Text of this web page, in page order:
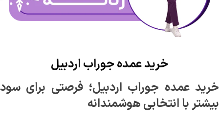
خرید عمده جوراب اردبیل
خرید عمده جوراب اردبیل؛ فرصتی برای سود
بیشتر با انتخابی هوشمندانه